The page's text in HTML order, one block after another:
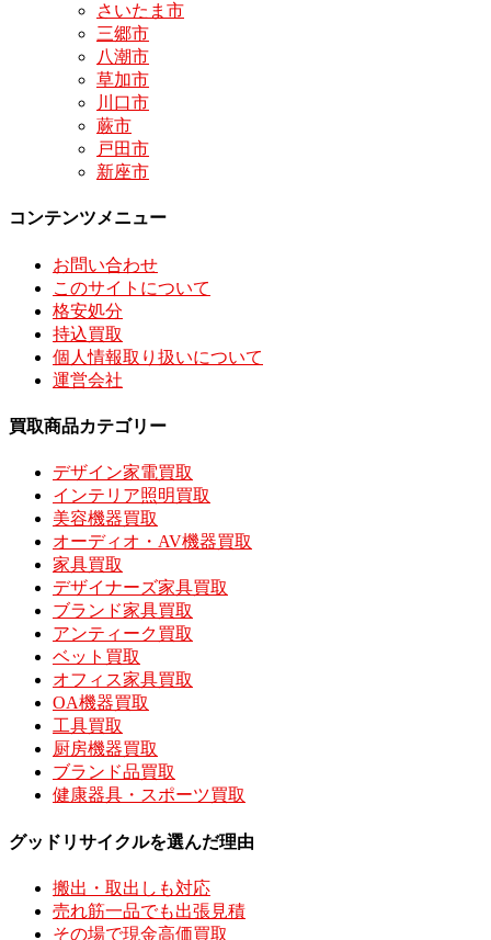
さいたま市
三郷市
八潮市
草加市
川口市
蕨市
戸田市
新座市
コンテンツメニュー
お問い合わせ
このサイトについて
格安処分
持込買取
個人情報取り扱いについて
運営会社
買取商品カテゴリー
デザイン家電買取
インテリア照明買取
美容機器買取
オーディオ・AV機器買取
家具買取
デザイナーズ家具買取
ブランド家具買取
アンティーク買取
ベット買取
オフィス家具買取
OA機器買取
工具買取
厨房機器買取
ブランド品買取
健康器具・スポーツ買取
グッドリサイクルを選んだ理由
搬出・取出しも対応
売れ筋一品でも出張見積
その場で現金高価買取